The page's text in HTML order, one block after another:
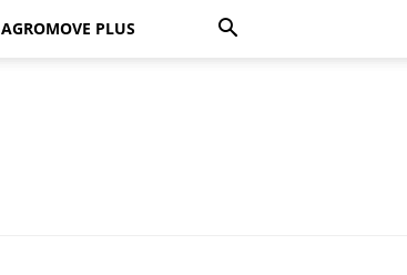
AGROMOVE PLUS